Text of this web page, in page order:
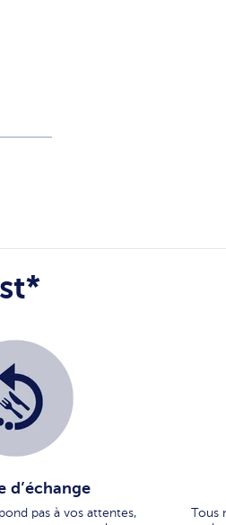
d’échange
pas à vos attentes,
Tous